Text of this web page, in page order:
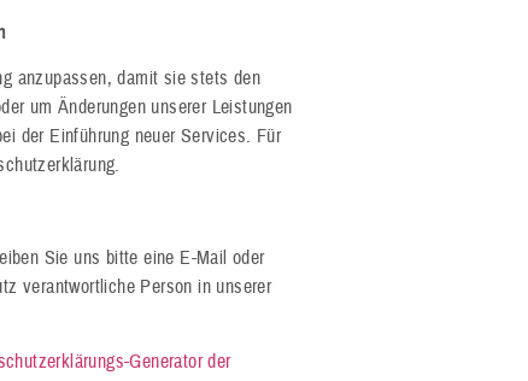
anzupassen, damit sie stets den
um Änderungen unserer Leistungen
der Einführung neuer Services. Für
Sie uns bitte eine E-Mail oder
verantwortliche Person in unserer
Generator der